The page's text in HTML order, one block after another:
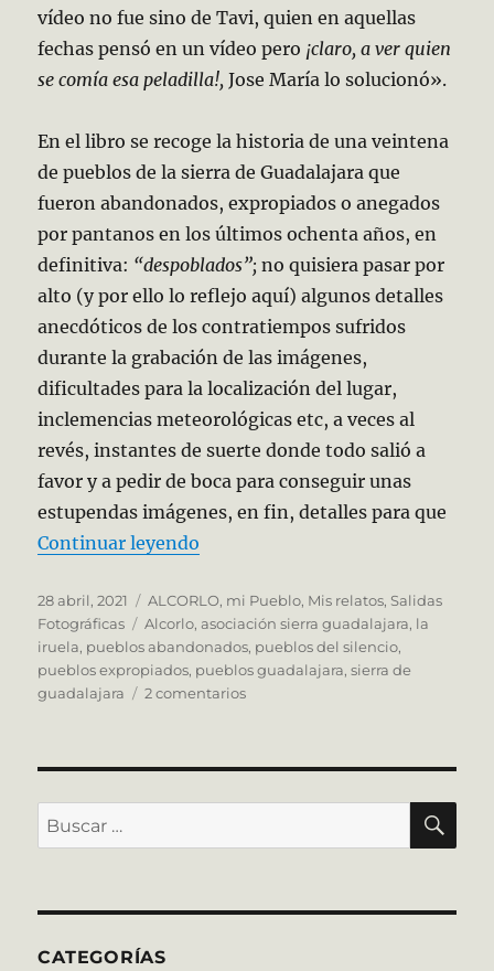
vídeo no fue sino de Tavi, quien en aquellas
fechas pensó en un vídeo pero ¡claro, a ver quien
se comía esa peladilla!, Jose María lo solucionó».
En el libro se recoge la historia de una veintena
de pueblos de la sierra de Guadalajara que
fueron abandonados, expropiados o anegados
por pantanos en los últimos ochenta años, en
definitiva: “despoblados”; no quisiera pasar por
alto (y por ello lo reflejo aquí) algunos detalles
anecdóticos de los contratiempos sufridos
durante la grabación de las imágenes,
dificultades para la localización del lugar,
inclemencias meteorológicas etc, a veces al
revés, instantes de suerte donde todo salió a
favor y a pedir de boca para conseguir unas
estupendas imágenes, en fin, detalles para que
Continuar leyendo
Publicado
el
28 abril, 2021 Categorías
ALCORLO, mi Pueblo, Mis relatos, Salidas
Fotográficas
Etiquetas
Alcorlo,asociación sierra guadalajara, la
iruela, pueblos abandonados, pueblos del silencio,
pueblos expropiados, pueblos guadalajara,sierra de
guadalajara
2 comentariosen
Pueblos
Buscar
por:
CATEGORÍAS